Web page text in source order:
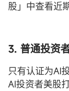
股」中查看近
3. 普通投资
只有认证为AI
AI投资者美股